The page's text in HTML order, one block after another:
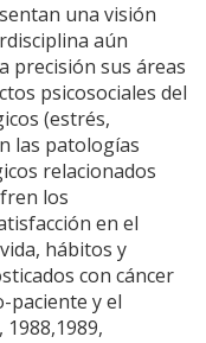
una visión
aún
precisión sus áreas
psicosociales del
(estrés,
las patologías
relacionados
los
en el
hábitos y
con cáncer
paciente y el